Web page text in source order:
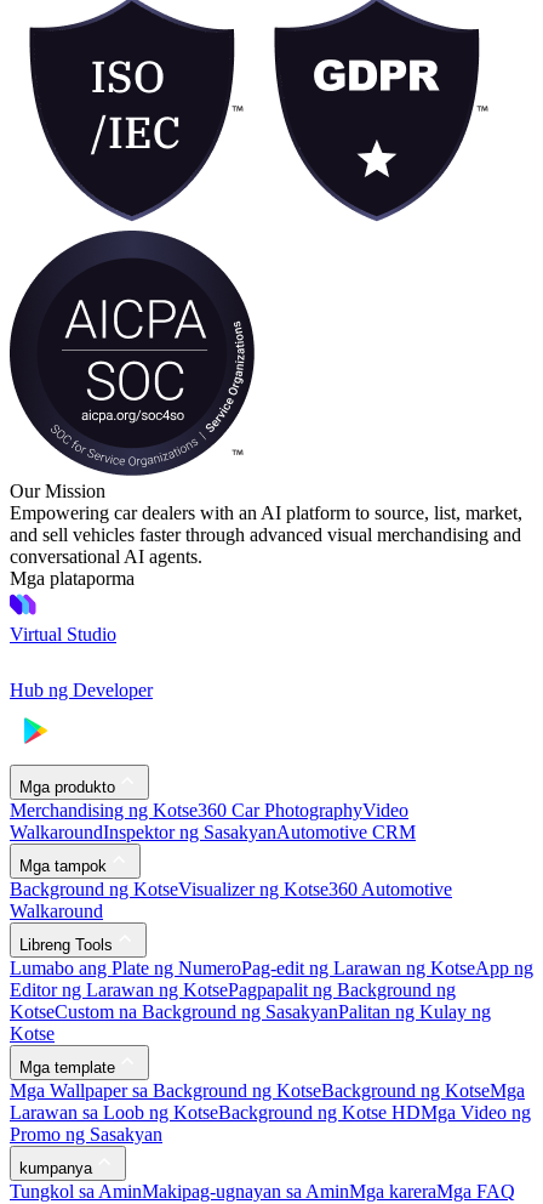
Our Mission
Empowering car dealers with an AI platform to source, list, market,
and sell vehicles faster through advanced visual merchandising and
conversational AI agents.
Mga plataporma
Virtual Studio
Hub ng Developer
Mga produkto
Merchandising ng Kotse360 Car PhotographyVideo
WalkaroundInspektor ng SasakyanAutomotive CRM
Mga tampok
Background ng KotseVisualizer ng Kotse360 Automotive
Walkaround
Libreng Tools
Lumabo ang Plate ng NumeroPag-edit ng Larawan ng KotseApp ng
Editor ng Larawan ng KotsePagpapalit ng Background ng
KotseCustom na Background ng SasakyanPalitan ng Kulay ng
Kotse
Mga template
Mga Wallpaper sa Background ng KotseBackground ng KotseMga
Larawan sa Loob ng KotseBackground ng Kotse HDMga Video ng
Promo ng Sasakyan
kumpanya
Tungkol sa AminMakipag-ugnayan sa AminMga kareraMga FAQ